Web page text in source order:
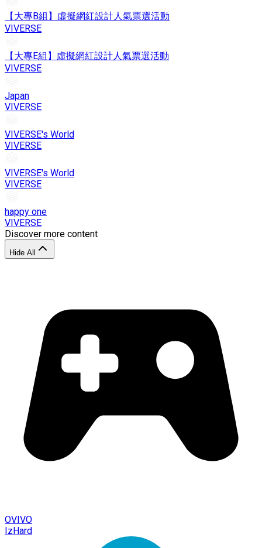
【大專B組】虛擬網紅設計人氣票選活動
VIVERSE
【大專E組】虛擬網紅設計人氣票選活動
VIVERSE
Japan
VIVERSE
VIVERSE's World
VIVERSE
VIVERSE's World
VIVERSE
happy one
VIVERSE
Discover more content
Hide All
OVIVO
IzHard